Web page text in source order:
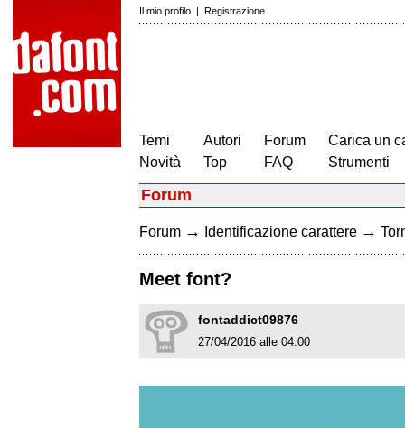
Il mio profilo | Registrazione
Temi
Novità
Autori
Top
Forum
FAQ
Carica un
Strumenti
Forum
Forum → Identificazione carattere →
Meet font?
fontaddict09876
27/04/2016 alle 04:00